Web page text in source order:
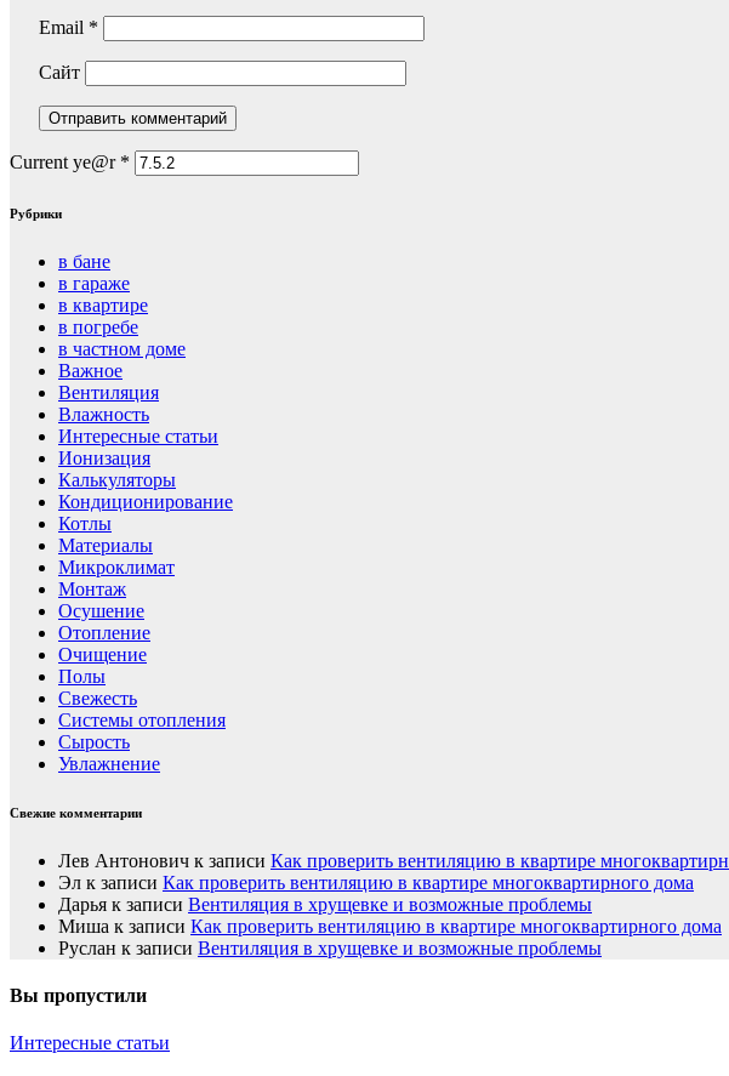
Email *
Сайт
Current ye@r *
Рубрики
в бане
в гараже
в квартире
в погребе
в частном доме
Важное
Вентиляция
Влажность
Интересные статьи
Ионизация
Калькуляторы
Кондиционирование
Котлы
Материалы
Микроклимат
Монтаж
Осушение
Отопление
Очищение
Полы
Свежесть
Системы отопления
Сырость
Увлажнение
Свежие комментарии
Лев Антонович к записи Как проверить вентиляцию в квартире
Эл к записи Как проверить вентиляцию в квартире многоквартирного дома
Дарья к записи Вентиляция в хрущевке и возможные проблемы
Миша к записи Как проверить вентиляцию в квартире многоквартирного дома
Руслан к записи Вентиляция в хрущевке и возможные проблемы
Вы пропустили
Интересные статьи